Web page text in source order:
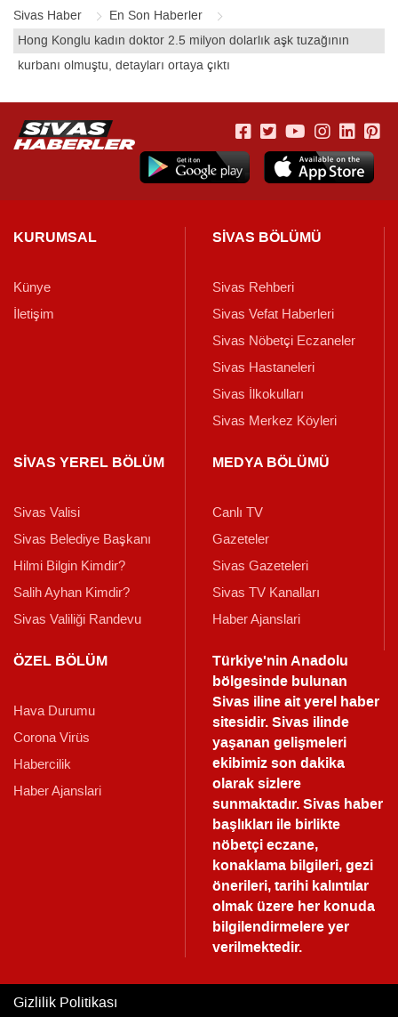
Sivas Haber
En Son Haberler
Hong Konglu kadın doktor 2.5 milyon dolarlık aşk tuzağının
kurbanı olmuştu, detayları ortaya çıktı
KURUMSAL
Künye
İletişim
SİVAS BÖLÜMÜ
Sivas Rehberi
Sivas Vefat Haberleri
Sivas Nöbetçi Eczaneler
Sivas Hastaneleri
Sivas İlkokulları
Sivas Merkez Köyleri
SİVAS YEREL BÖLÜM
Sivas Valisi
Sivas Belediye Başkanı
Hilmi Bilgin Kimdir?
Salih Ayhan Kimdir?
Sivas Valiliği Randevu
MEDYA BÖLÜMÜ
Canlı TV
Gazeteler
Sivas Gazeteleri
Sivas TV Kanalları
Haber Ajanslari
ÖZEL BÖLÜM
Hava Durumu
Corona Virüs
Habercilik
Haber Ajanslari
Türkiye'nin Anadolu
bölgesinde bulunan
Sivas iline ait yerel haber
sitesidir. Sivas ilinde
yaşanan gelişmeleri
ekibimiz son dakika
olarak sizlere
sunmaktadır.Sivas haber
başlıkları ile birlikte
nöbetçi eczane,
konaklama bilgileri, gezi
önerileri, tarihi kalıntılar
olmak üzere her konuda
bilgilendirmelere yer
verilmektedir.
Gizlilik Politikası